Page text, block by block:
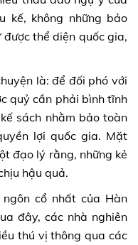
kế, không những bảo
thể diện quốc gia,
là: để đối phó với
quỷ cần phải bình tĩnh
sách nhằm bảo toàn
lợi quốc gia. Mặt
đạo lý rằng, những kẻ
hậu quả.
cổ nhất của Hàn
đây, các nhà nghiên
thú vị thông qua các